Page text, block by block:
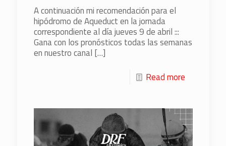
A continuación mi recomendación para el
hipódromo de Aqueduct en la jornada
correspondiente al día jueves 9 de abril :::
Gana con los pronósticos todas las semanas
en nuestro canal […]
Read more